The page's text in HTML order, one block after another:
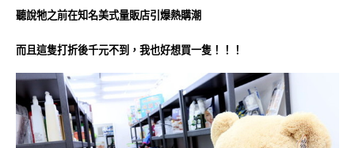
聽說牠之前在知名美式量販店引爆熱購潮
而且這隻打折後千元不到，我也好想買一隻 ！！！